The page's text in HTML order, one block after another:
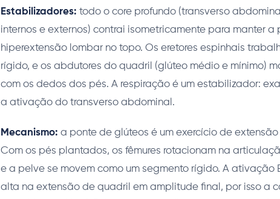
Estabilizadores: todo o core profundo (transverso
internos e externos) contrai isometricamente para manter a
hiperextensão lombar no topo. Os eretores espinhais
rígido, e os abdutores do quadril (glúteo médio e mínimo)
com os dedos dos pés. A respiração é um estabilizador:
a ativação do transverso abdominal.
Mecanismo: a ponte de glúteos é um exercício de
Com os pés plantados, os fêmures rotacionam na
e a pelve se movem como um segmento rígido. A ativação
alta na extensão de quadril em amplitude final, por isso a